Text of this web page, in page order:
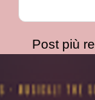
Post più